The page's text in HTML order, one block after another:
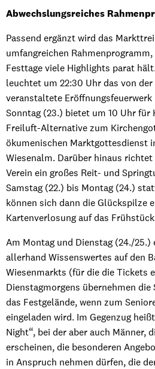
Abwechslungsreiches
Passend ergänzt wird das
umfangreichen
Festtage viele Highlights parat
leuchtet um 22:30 Uhr das von der
veranstaltete Eröffnungsfeuerwerk
Sonntag (23.) bietet um 10 Uhr für
Freiluft-Alternative zum
ökumenischen Marktgottesdienst
Wiesenalm. Darüber hinaus
Verein ein großes Reit- und
Samstag (22.) bis Montag (24.)
können sich dann die Glückspilze
Kartenverlosung auf das
Am Montag und Dienstag (24./25.)
allerhand Wissenswertes auf den
Wiesenmarkts (für die die Tickets
Dienstagmorgens übernehmen die
das Festgelände, wenn zum
eingeladen wird. Im Gegenzug
Night“, bei der aber auch Männer,
erscheinen, die besonderen
in Anspruch nehmen dürfen, die